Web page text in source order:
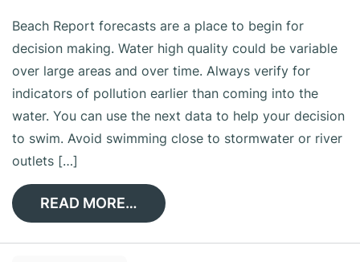
Beach Report forecasts are a place to begin for
decision making. Water high quality could be variable
over large areas and over time. Always verify for
indicators of pollution earlier than coming into the
water. You can use the next data to help your decision
to swim. Avoid swimming close to stormwater or river
outlets […]
READ MORE…